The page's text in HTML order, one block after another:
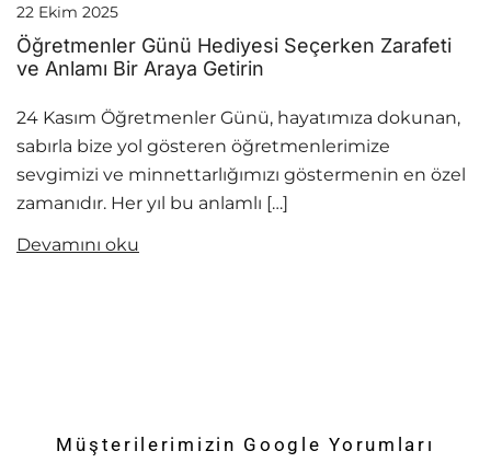
22 Ekim 2025
Öğretmenler Günü Hediyesi Seçerken Zarafeti
ve Anlamı Bir Araya Getirin
24 Kasım Öğretmenler Günü, hayatımıza dokunan,
sabırla bize yol gösteren öğretmenlerimize
sevgimizi ve minnettarlığımızı göstermenin en özel
zamanıdır. Her yıl bu anlamlı […]
Devamını oku
Müşterilerimizin Google Yorumları